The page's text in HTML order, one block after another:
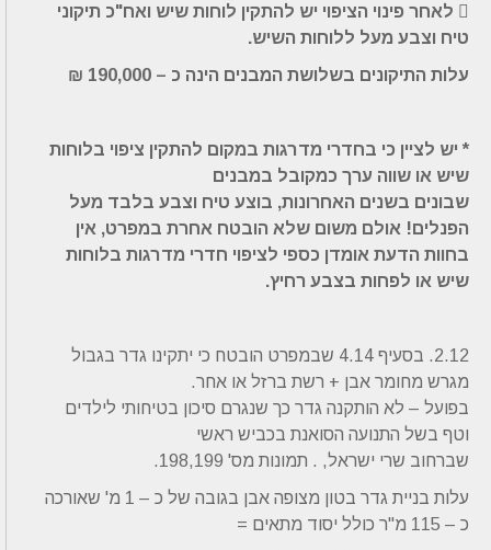
 לאחר פינוי הציפוי יש להתקין לוחות שיש ואח"כ תיקוני
טיח וצבע מעל ללוחות השיש.
עלות התיקונים בשלושת המבנים הינה כ – 190,000 ₪
* יש לציין כי בחדרי מדרגות במקום להתקין ציפוי בלוחות
שיש או שווה ערך כמקובל במבנים
שבונים בשנים האחרונות, בוצע טיח וצבע בלבד מעל
הפנלים! אולם משום שלא הובטח אחרת במפרט, אין
בחוות הדעת אומדן כספי לציפוי חדרי מדרגות בלוחות
שיש או לפחות בצבע רחיץ.
2.12. בסעיף 4.14 שבמפרט הובטח כי יתקינו גדר בגבול
מגרש מחומר אבן + רשת ברזל או אחר.
בפועל – לא הותקנה גדר כך שנגרם סיכון בטיחותי לילדים
וטף בשל התנועה הסואנת בכביש ראשי
שברחוב שרי ישראל, . תמונות מס' 198,199.
עלות בניית גדר בטון מצופה אבן בגובה של כ – 1 מ' שאורכה
כ – 115 מ"ר כולל יסוד מתאים =